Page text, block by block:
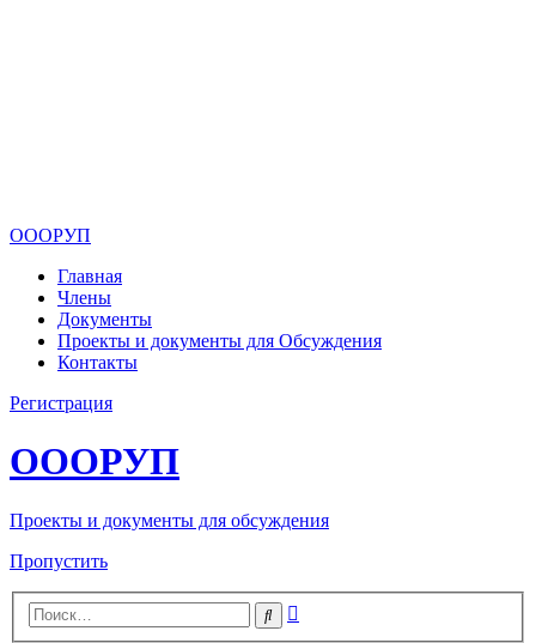
ОООРУП
Главная
Члены
Документы
Проекты и документы для Обсуждения
Контакты
Регистрация
ОООРУП
Проекты и документы для обсуждения
Пропустить
Поиск